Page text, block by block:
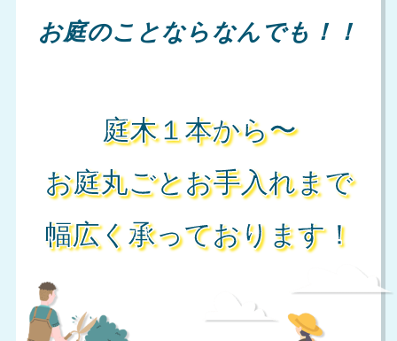
お庭のことならなんでも！！
庭木１本から〜
お庭丸ごとお手入れまで
幅広く承っております！